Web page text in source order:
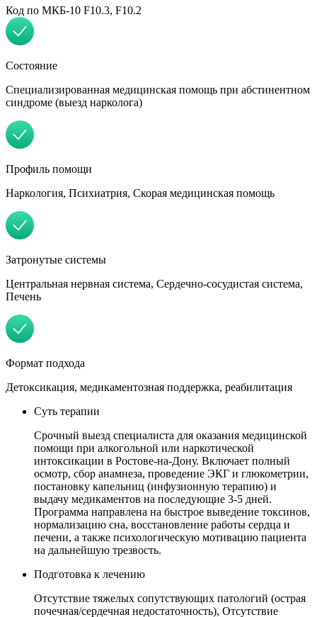
Код по МКБ-10 F10.3, F10.2
Состояние
Специализированная медицинская помощь при абстинентном
синдроме (выезд нарколога)
Профиль помощи
Наркология, Психиатрия, Скорая медицинская помощь
Затронутые системы
Центральная нервная система, Сердечно-сосудистая система,
Печень
Формат подхода
Детоксикация, медикаментозная поддержка, реабилитация
Суть терапии
Срочный выезд специалиста для оказания медицинской
помощи при алкогольной или наркотической
интоксикации в Ростове-на-Дону. Включает полный
осмотр, сбор анамнеза, проведение ЭКГ и глюкометрии,
постановку капельниц (инфузионную терапию) и
выдачу медикаментов на последующие 3-5 дней.
Программа направлена на быстрое выведение токсинов,
нормализацию сна, восстановление работы сердца и
печени, а также психологическую мотивацию пациента
на дальнейшую трезвость.
Подготовка к лечению
Отсутствие тяжелых сопутствующих патологий (острая
почечная/сердечная недостаточность), Отсутствие